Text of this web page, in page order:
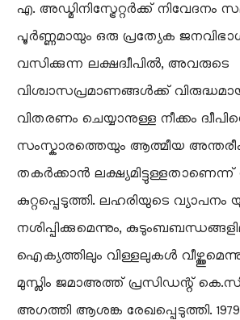
എ. അഡ്മിനിസ്ട്രേറ്റർക്ക് നിവേദനം
പൂർണ്ണമായും ഒരു പ്രത്യേക
വസിക്കുന്ന ലക്ഷദ്വീപിൽ, അവരുടെ
വിശ്വാസപ്രമാണങ്ങൾക്ക്
വിതരണം ചെയ്യാനുള്ള നീക്കം
സംസ്കാരത്തെയും ആത്മീയ
തകർക്കാൻ
കുറ്റപ്പെടുത്തി. ലഹരിയുടെ
നശിപ്പിക്കുമെന്നും,
ഐക്യത്തിലും വിള്ളലുകൾ
മുസ്ലിം ജമാഅത്ത് പ്രസിഡന്റ്
അഗത്തി ആശങ്ക രേഖപ്പെടുത്തി.